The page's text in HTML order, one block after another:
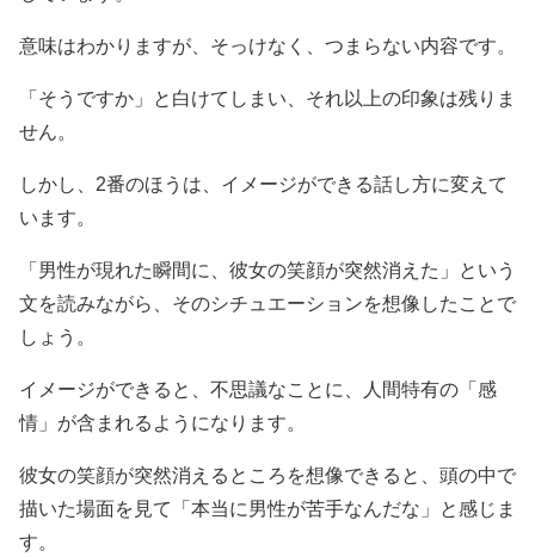
意味はわかりますが、そっけなく、つまらない内容です。
「そうですか」と白けてしまい、それ以上の印象は残りま
せん。
しかし、2番のほうは、イメージができる話し方に変えて
います。
「男性が現れた瞬間に、彼女の笑顔が突然消えた」という
文を読みながら、そのシチュエーションを想像したことで
しょう。
イメージができると、不思議なことに、人間特有の「感
情」が含まれるようになります。
彼女の笑顔が突然消えるところを想像できると、頭の中で
描いた場面を見て「本当に男性が苦手なんだな」と感じま
す。